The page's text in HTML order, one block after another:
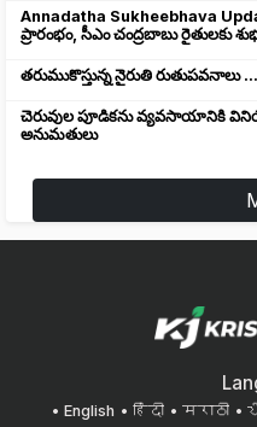
Annadatha Sukheebhava
ప్రారంభం, సీఎం చంద్రబాబు రైతులకు
తరుముకొస్తున్న నైరుతి
చెరువుల పూడికను వ్యవసాయానికి
అనుమతులు
English हिंदी मराठी